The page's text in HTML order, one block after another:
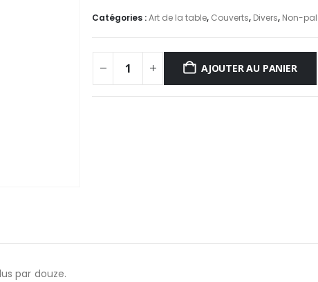
Catégories :Art de la table, Couverts, Divers, Non-
AJOUTER AU PANIER
par douze.